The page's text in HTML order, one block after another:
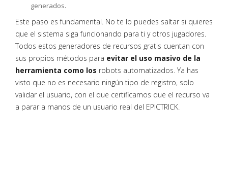
generados.
Este paso es fundamental. No te lo puedes saltar si quieres
que el sistema siga funcionando para ti y otros jugadores.
Todos estos generadores de recursos gratis cuentan con
sus propios métodos para evitar el uso masivo de la
herramienta como los robots automatizados. Ya has
visto que no es necesario ningún tipo de registro, solo
validar el usuario, con el que certificamos que el recurso va
a parar a manos de un usuario real del EPICTRICK.